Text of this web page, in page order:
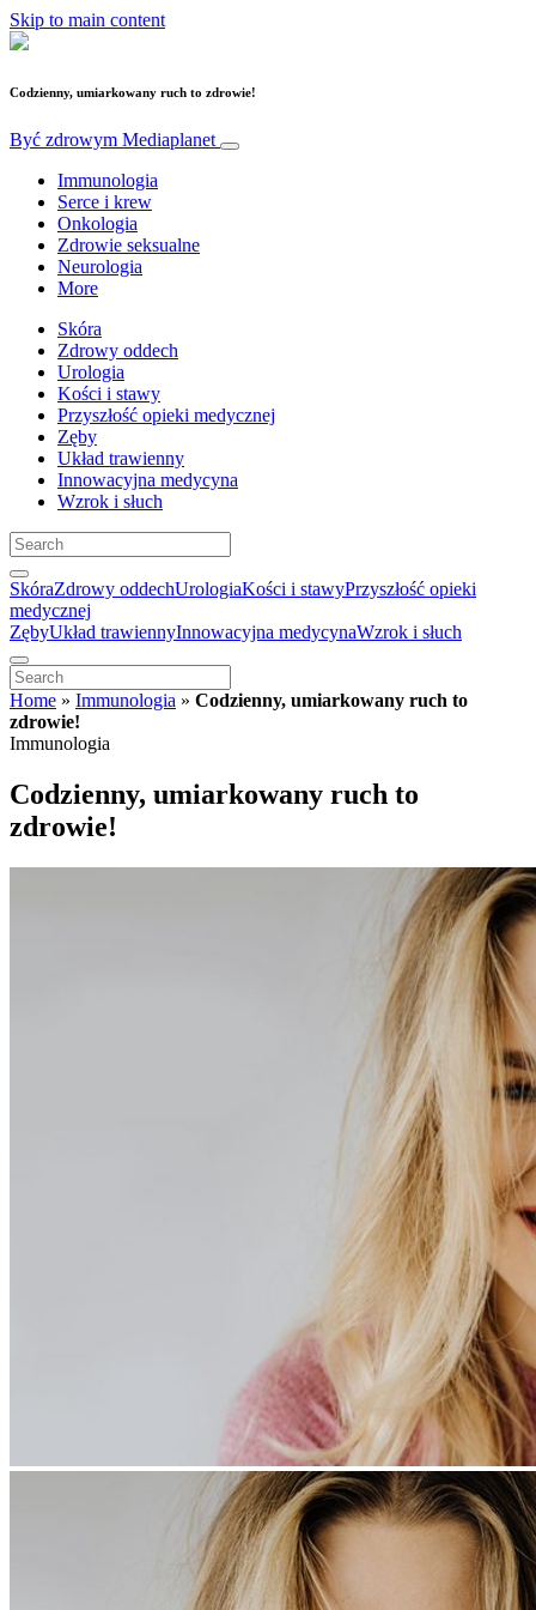
Skip to main content
Codzienny, umiarkowany ruch to zdrowie!
Być zdrowym Mediaplanet
Immunologia
Serce i krew
Onkologia
Zdrowie seksualne
Neurologia
More
Skóra
Zdrowy oddech
Urologia
Kości i stawy
Przyszłość opieki medycznej
Zęby
Układ trawienny
Innowacyjna medycyna
Wzrok i słuch
SkóraZdrowy oddechUrologiaKości i stawyPrzyszłość opieki
medycznej
ZębyUkład trawiennyInnowacyjna medycynaWzrok i słuch
Home » Immunologia » Codzienny, umiarkowany ruch to
zdrowie!
Immunologia
Codzienny, umiarkowany ruch to
zdrowie!